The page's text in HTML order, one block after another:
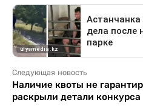
Следующая новость
Наличие квоты не
раскрыли детали конкурса